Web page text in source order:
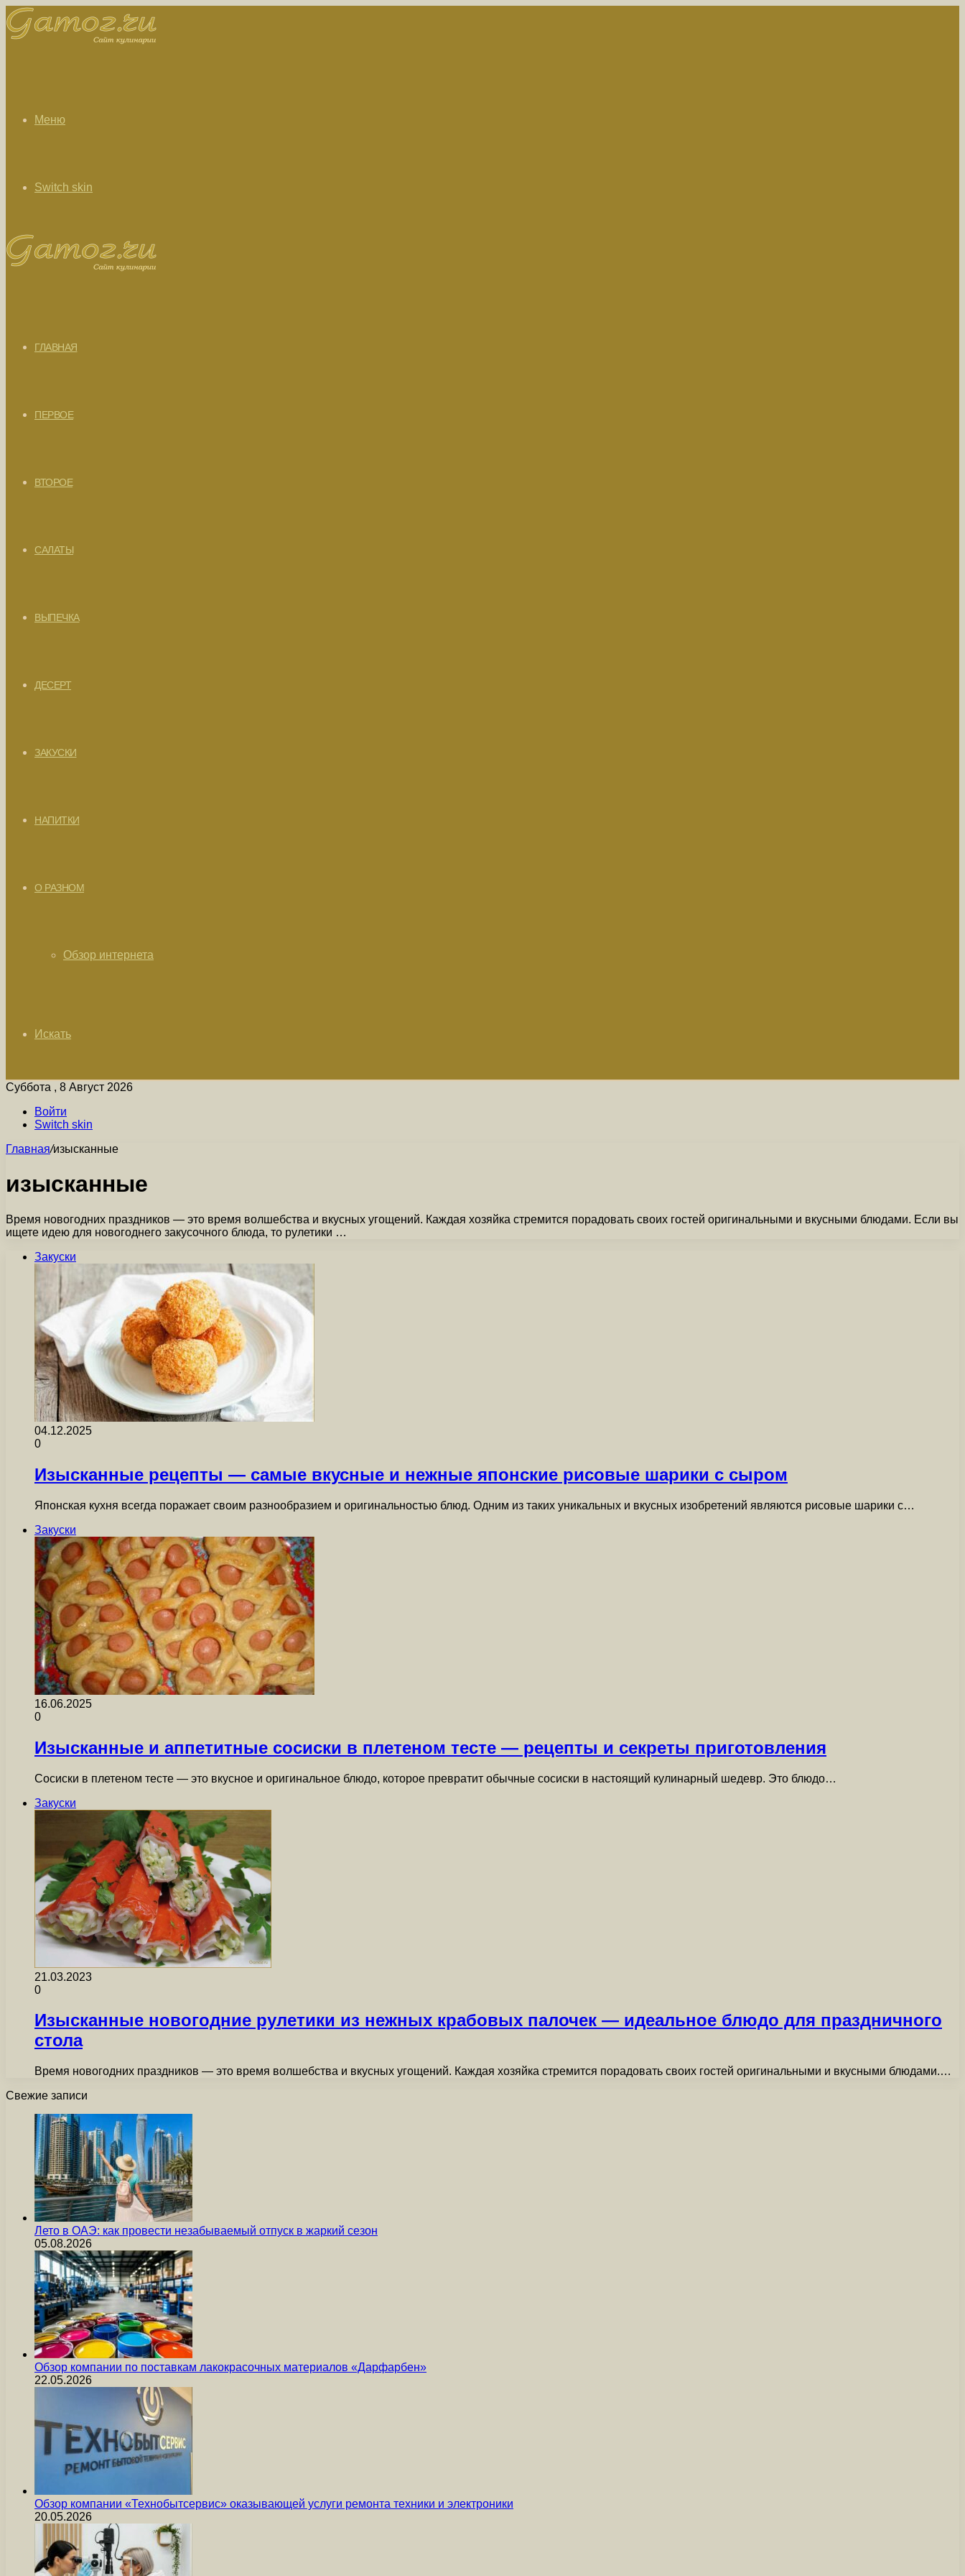
Меню
Switch skin
ГЛАВНАЯ
ПЕРВОЕ
ВТОРОЕ
САЛАТЫ
ВЫПЕЧКА
ДЕСЕРТ
ЗАКУСКИ
НАПИТКИ
О РАЗНОМ
Обзор интернета
Искать
Суббота , 8 Август 2026
Войти
Switch skin
Главная/изысканные
изысканные
Время новогодних праздников — это время волшебства и вкусных угощений. Каждая хозяйка стремится порадовать своих гостей оригинальными и вкусными блюдами. Если вы
ищете идею для новогоднего закусочного блюда, то рулетики …
Закуски
04.12.2025
0
Изысканные рецепты — самые вкусные и нежные японские рисовые шарики с сыром
Японская кухня всегда поражает своим разнообразием и оригинальностью блюд. Одним из таких уникальных и вкусных изобретений являются рисовые шарики с…
Закуски
16.06.2025
0
Изысканные и аппетитные сосиски в плетеном тесте — рецепты и секреты приготовления
Сосиски в плетеном тесте — это вкусное и оригинальное блюдо, которое превратит обычные сосиски в настоящий кулинарный шедевр. Это блюдо…
Закуски
21.03.2023
0
Изысканные новогодние рулетики из нежных крабовых палочек — идеальное блюдо для праздничного
стола
Время новогодних праздников — это время волшебства и вкусных угощений. Каждая хозяйка стремится порадовать своих гостей оригинальными и вкусными блюдами.…
Свежие записи
Лето в ОАЭ: как провести незабываемый отпуск в жаркий сезон
05.08.2026
Обзор компании по поставкам лакокрасочных материалов «Дарфарбен»
22.05.2026
Обзор компании «Технобытсервис» оказывающей услуги ремонта техники и электроники
20.05.2026